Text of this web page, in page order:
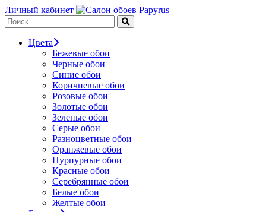
Личный кабинет
Цвета
Бежевые обои
Черные обои
Синие обои
Коричневые обои
Розовые обои
Золотые обои
Зеленые обои
Серые обои
Разноцветные обои
Оранжевые обои
Пурпурные обои
Красные обои
Серебрянные обои
Белые обои
Желтые обои